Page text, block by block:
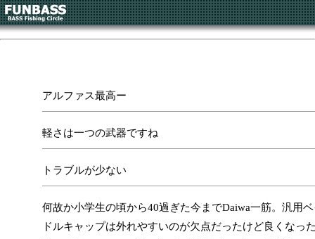
アルファス最高ー
軽さは一つの武器ですね
トラブルが少ない
何故か小学生の頃から40過ぎた今までDaiwa一筋。汎用
ドルキャップは外れやすいのが欠点だったけど良くなっ